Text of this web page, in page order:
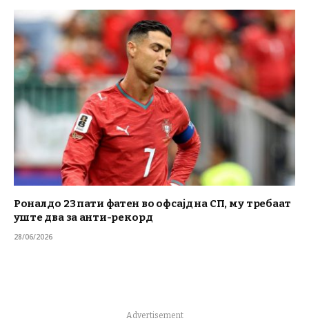
Роналдо 23 пати фатен во офсајд на СП, му требаат
уште два за анти-рекорд
28/06/2026
Advertisement